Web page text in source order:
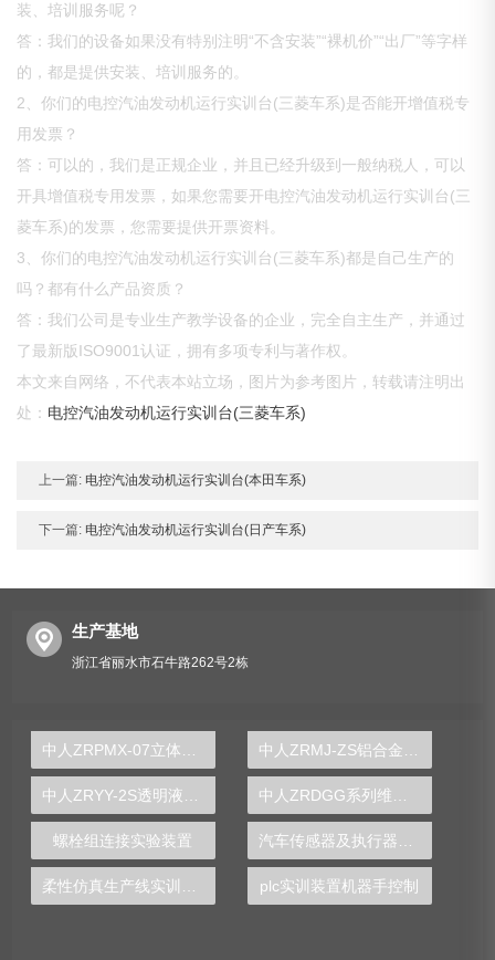
装、培训服务呢？
答：我们的设备如果没有特别注明“不含安装”“裸机价”“出厂”等字样
的，都是提供安装、培训服务的。
2、你们的电控汽油发动机运行实训台(三菱车系)是否能开增值税专
用发票？
答：可以的，我们是正规企业，并且已经升级到一般纳税人，可以
开具增值税专用发票，如果您需要开电控汽油发动机运行实训台(三
菱车系)的发票，您需要提供开票资料。
3、你们的电控汽油发动机运行实训台(三菱车系)都是自己生产的
吗？都有什么产品资质？
答：我们公司是专业生产教学设备的企业，完全自主生产，并通过
了最新版ISO9001认证，拥有多项专利与著作权。
本文来自网络，不代表本站立场，图片为参考图片，转载请注明出
处： 电控汽油发动机运行实训台(三菱车系)
上一篇: 电控汽油发动机运行实训台(本田车系)
下一篇: 电控汽油发动机运行实训台(日产车系)
生产基地
浙江省丽水市石牛路262号2栋
螺栓组连接实验装置
plc实训装置机器手控制